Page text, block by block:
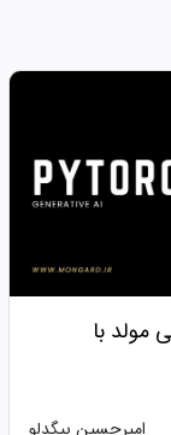
با
امیرحسین بیگدلو